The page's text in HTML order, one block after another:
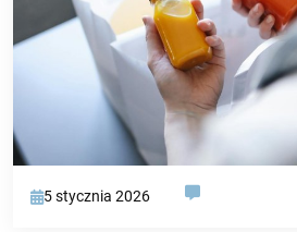
5 stycznia 2026